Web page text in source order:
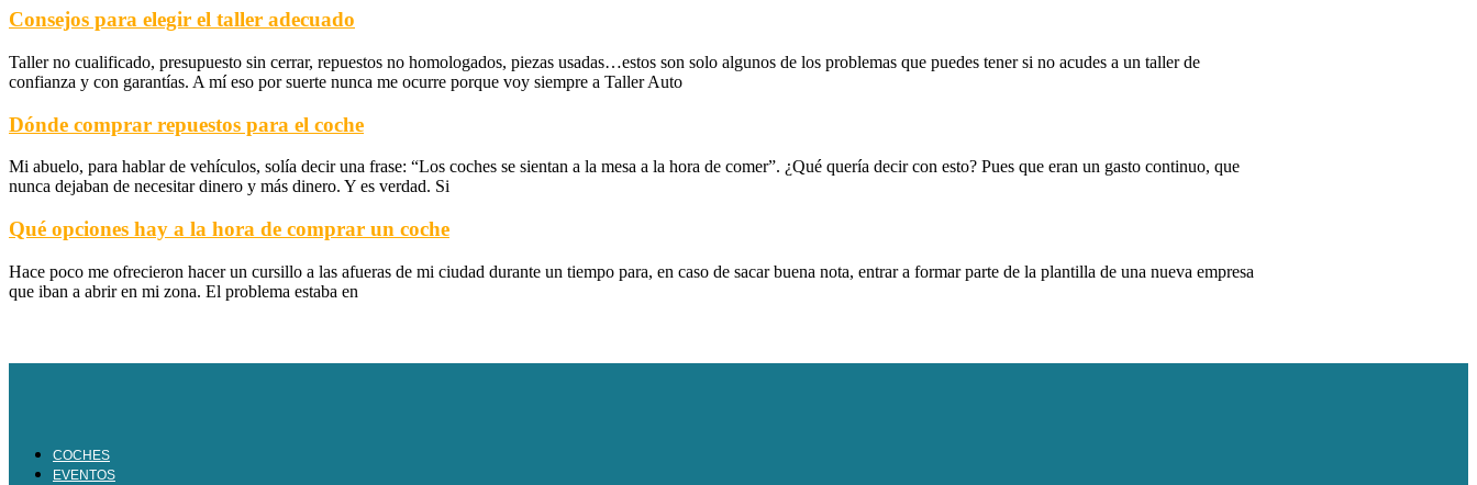
Consejos para elegir el taller adecuado
Taller no cualificado, presupuesto sin cerrar, repuestos no homologados, piezas usadas…estos son solo algunos de los problemas que puedes tener si no acudes a un taller de
confianza y con garantías. A mí eso por suerte nunca me ocurre porque voy siempre a Taller Auto
Dónde comprar repuestos para el coche
Mi abuelo, para hablar de vehículos, solía decir una frase: “Los coches se sientan a la mesa a la hora de comer”. ¿Qué quería decir con esto? Pues que eran un gasto continuo, que
nunca dejaban de necesitar dinero y más dinero. Y es verdad. Si
Qué opciones hay a la hora de comprar un coche
Hace poco me ofrecieron hacer un cursillo a las afueras de mi ciudad durante un tiempo para, en caso de sacar buena nota, entrar a formar parte de la plantilla de una nueva empresa
que iban a abrir en mi zona. El problema estaba en
COCHES
EVENTOS